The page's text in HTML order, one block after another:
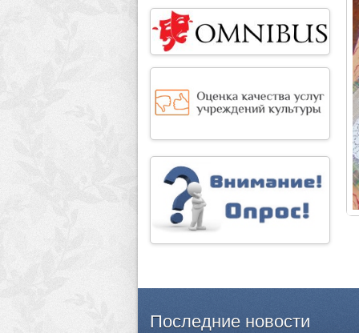
Последние новости